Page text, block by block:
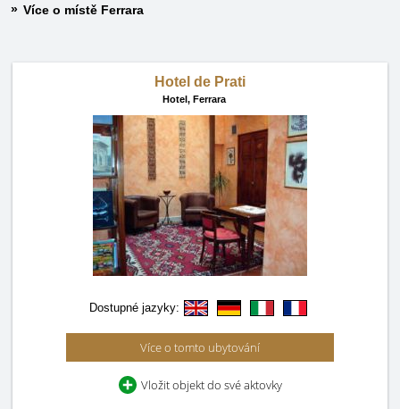
Více o místě Ferrara
Hotel de Prati
Hotel, Ferrara
Dostupné jazyky:
Více o tomto ubytování
Vložit objekt do své aktovky